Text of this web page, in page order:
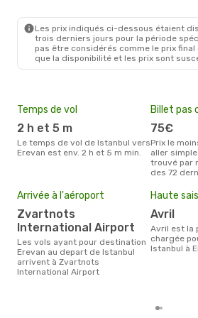
Les prix indiqués ci-dessous étaient
trois derniers jours pour la période
pas être considérés comme le prix
que la disponibilité et les prix sont
Temps de vol
2 h et 5 m
Le temps de vol de Istanbul vers
Erevan est env. 2 h et 5 m min.
Billet pas
75€
Prix le moins cher pour un billet
aller
trouvé par
des 72
Arrivée à l'aéroport
Zvartnots
International Airport
Les vols ayant pour destination
Erevan au depart de Istanbul
arrivent à Zvartnots
International Airport
Haute
avril
avril est la période la plus
chargée
Istanbul à